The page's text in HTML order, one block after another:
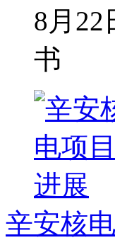
8月22
书
辛安核